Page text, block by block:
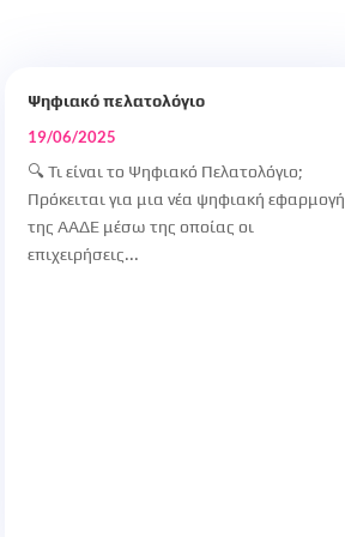
Ψηφιακό πελατολόγιο
19/06/2025
🔍 Τι είναι το Ψηφιακό Πελατολόγιο;
Πρόκειται για μια νέα ψηφιακή εφαρμογή
της ΑΑΔΕ μέσω της οποίας οι
επιχειρήσεις...